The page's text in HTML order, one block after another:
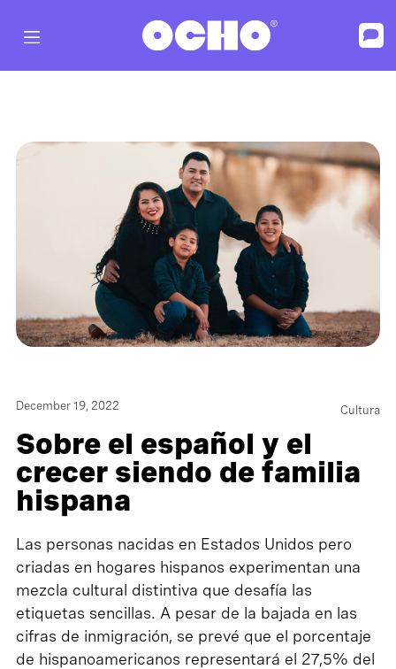
December 19, 2022 Cultura
Sobre el español y el
crecer siendo de familia
hispana
Las personas nacidas en Estados Unidos pero
criadas en hogares hispanos experimentan una
mezcla cultural distintiva que desafía las
etiquetas sencillas. A pesar de la bajada en las
cifras de inmigración, se prevé que el porcentaje
de hispanoamericanos representará el 27,5% del